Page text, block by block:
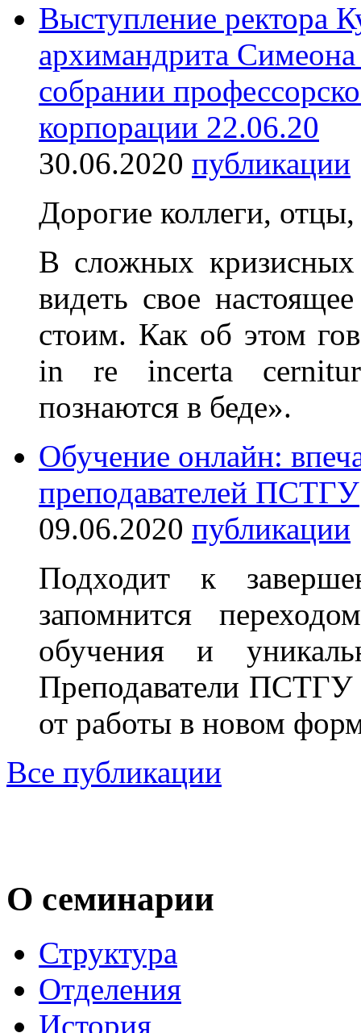
Выступление ректора
архимандрита
собрании
корпорации 22.06.20
30.06.2020 публикации
Дорогие коллеги,
В сложных кризисных
видеть свое
стоим. Как об этом
in re incerta
познаются в беде».
Обучение онлайн:
преподавателей ПСТГУ
09.06.2020 публикации
Подходит к
запомнится
обучения и
Преподаватели ПСТГУ
от работы в новом
Все публикации
О семинарии
Структура
Отделения
История